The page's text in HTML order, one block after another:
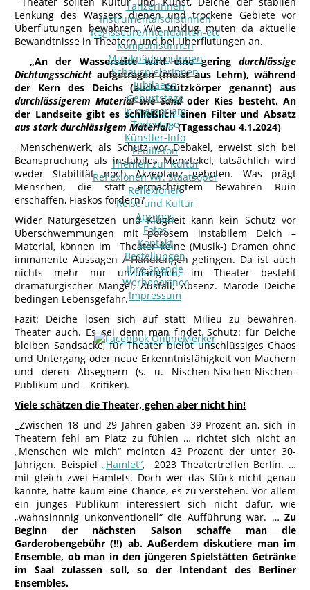
TänzerInnen
InstrumentalsolistInnen
Regisseure/Intendanten-etc
KomponistInnen
MusikpädagogInnen
SchauspielerInnen
Jubilaeen
Geburtstage
In memoriam
Todestage
Künstler-Info
Feuilleton
Themen zur Kultur
Reflexionen Wr. Staatsoper
Reflexionen
Reise und Kultur
Apropos
Fotos
Kontakt
Bestellungen
Ihre Spende
Werbepartner
Impressum
Lenkung des Wassers dienen und trockene Gebiete vor
Überflutungen bewahren. Wie unklug muten da aktuelle
Bewandtnisse in Theatern und bei Überflutungen an.
„An der Wasserseite wird eine gering durchlässige
Dichtungsschicht aufgetragen (meist aus Lehm), während
der Kern des Deichs (auch Stützkörper genannt) aus
durchlässigerem Material wie Sandoder Kies besteht. An
der Landseite gibt es schließlich einen Filter und Absatz
aus stark durchlässigem Material.“ (Tagesschau 4.1.2024)
Menschenwerk, als Schutz vor Debakel, erweist sich bei
Beanspruchung als instabiles Menetekel, tatsächlich wird
weder Stabilität noch Akzeptanz geboten. Was prägt
Menschen, die statt ermächtigtem Bewahren Ruin
erschaffen, Fiaskos fördern?
Wider Naturgesetzen und Klugheit kann kein Schutz vor
Überschwemmungen mit porösem instabilem Deich –
Material, können im Theater keine (Musik-) Dramen ohne
immanente Aussagen / Handlungen gelingen. Da ist auch
nichts mehr nur unzulänglich, im Theater besteht
dramaturgischer Mangel, Ausfall, Absenz. Marode Deiche
bedingen Lebensgefahr.
Fazit: Deiche lösen sich auf statt Milieu zu bewahren,
Theater auch. Es sei denn man findet Schutz: für Deiche
bleiben Sandsäcke, für Theater bleibt unschlüssiges Chaos
und Untergang oder neue Erkenntnisfähigkeit von Machern
und deren Absegnern (s. u. Nischen-Nischen-Nischen-
Publikum und – Kritiker).
Viele schätzen die Theater, gehen aber nicht hin!
Zwischen 18 und 29 Jahren gaben 39 Prozent an, sich in
Theatern fehl am Platz zu fühlen … richtet sich nicht an
„Menschen wie mich“ meinten 43 Prozent der unter 30-
Jährigen. Beispiel„Hamlet“, 2023 Theatertreffen Berlin. …
mit gleich zwei Hamlets. Doch wer das Stück nicht genau
kannte, hatte kaum eine Chance, es zu verstehen. Vor allem
ein junges Publikum interessiert sich nicht dafür, wie
„wahnsinnnig unkonventionell“ die Aufführung war. … Zu
Beginn der nächsten Saison schaffe man die
Garderobengebühr (!!) ab. Außerdem diskutiere man im
Ensemble, ob man in den jüngeren Spielstätten Getränke
im Saal zulassen soll, so der Intendant des Berliner
Ensembles.